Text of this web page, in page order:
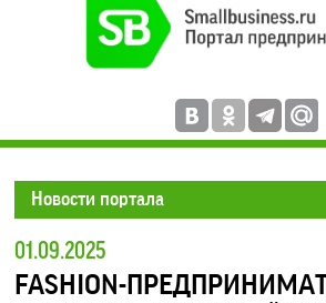
Новости портала
01.09.2025
FASHION-